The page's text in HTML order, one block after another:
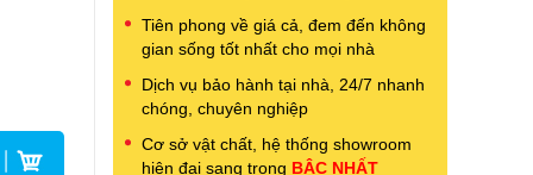
Tiên phong về giá cả, đem đến không
gian sống tốt nhất cho mọi nhà
Dịch vụ bảo hành tại nhà, 24/7 nhanh
chóng, chuyên nghiệp
Cơ sở vật chất, hệ thống showroom
hiện đại sang trọng BẬC NHẤT